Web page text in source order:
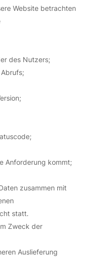
Website betrachten
des Nutzers;
Anforderung kommt;
zusammen mit
statt.
Zweck der
Auslieferung